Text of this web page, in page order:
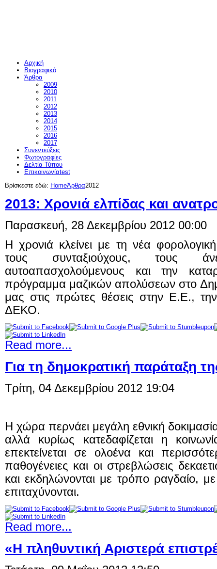
Αρχική
Βιογραφικό
Άρθρα
2009
2010
2011
2012
2013
2014
2015
2016
2017
Συνεντεύξεις
Φωτογραφίες
Δελτία Τύπου
Επικοινωνίαtest
Βρίσκεστε εδώ: HomeΆρθρα2012
2013: Χρονιά ελπίδας και
Παρασκευή, 28 Δεκεμβρίου 2012 00:00
Η χρονιά κλείνει με τη νέα
τους συνταξιούχους, τους
αυτοαπασχολούμενους και την
πρόγραμμα μαζικών απολύσεων στο
μας στις πρώτες θέσεις στην Ε.Ε.,
ΔΕΚΟ.
Read more...
Για τη δημοκρατική παράταξη
Τρίτη, 04 Δεκεμβρίου 2012 19:04
Η χώρα περνάει μεγάλη εθνική
αλλά κυρίως κατεδαφίζεται η
επεκτείνεται σε ολοένα και
παθογένειες και οι στρεβλώσεις
και εκδηλώνονται με τρόπο ραγδαίο,
επιταχύνονται.
Read more...
«Η πληθυντική Αριστερά